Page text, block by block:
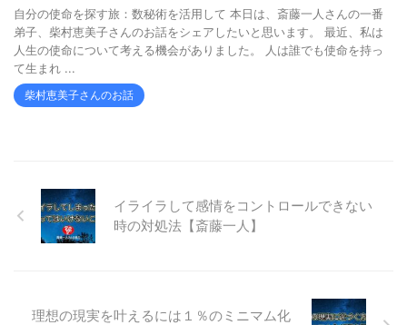
自分の使命を探す旅：数秘術を活用して 本日は、斎藤一人さんの一番
弟子、柴村恵美子さんのお話をシェアしたいと思います。 最近、私は
人生の使命について考える機会がありました。 人は誰でも使命を持っ
て生まれ ...
柴村恵美子さんのお話
イライラして感情をコントロールできない
時の対処法【斎藤一人】
理想の現実を叶えるには１％のミニマム化